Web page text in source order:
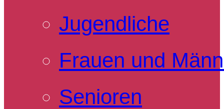
Jugendliche
Frauen und
Senioren